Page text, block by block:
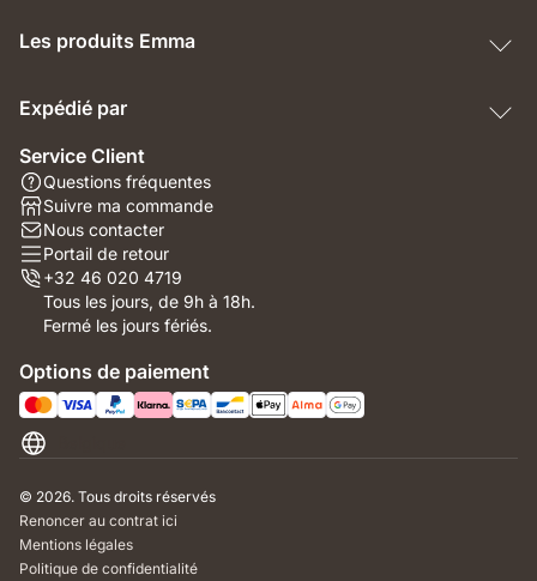
Les produits Emma
Expédié par
Service Client
Questions fréquentes
Suivre ma commande
Nous contacter
Portail de retour
+32 46 020 4719
Tous les jours, de 9h à 18h.
Fermé les jours fériés.
Options de paiement
© 2026. Tous droits réservés
Renoncer au contrat ici
Mentions légales
Politique de confidentialité